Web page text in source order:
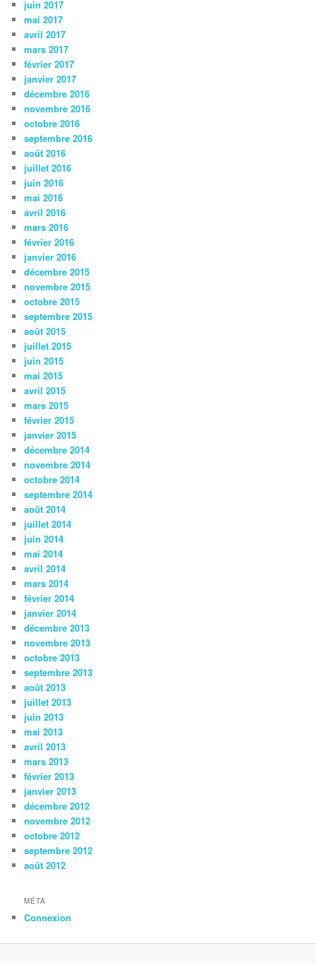
juin 2017
mai 2017
avril 2017
mars 2017
février 2017
janvier 2017
décembre 2016
novembre 2016
octobre 2016
septembre 2016
août 2016
juillet 2016
juin 2016
mai 2016
avril 2016
mars 2016
février 2016
janvier 2016
décembre 2015
novembre 2015
octobre 2015
septembre 2015
août 2015
juillet 2015
juin 2015
mai 2015
avril 2015
mars 2015
février 2015
janvier 2015
décembre 2014
novembre 2014
octobre 2014
septembre 2014
août 2014
juillet 2014
juin 2014
mai 2014
avril 2014
mars 2014
février 2014
janvier 2014
décembre 2013
novembre 2013
octobre 2013
septembre 2013
août 2013
juillet 2013
juin 2013
mai 2013
avril 2013
mars 2013
février 2013
janvier 2013
décembre 2012
novembre 2012
octobre 2012
septembre 2012
août 2012
MÉTA
Connexion